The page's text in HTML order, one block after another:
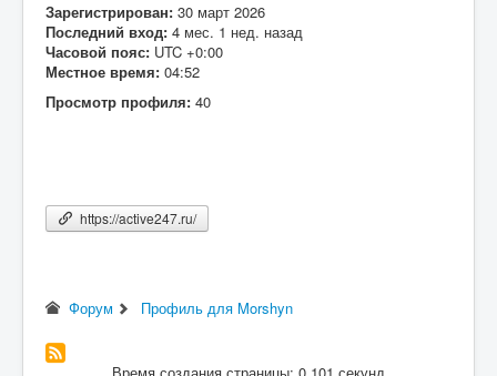
Зарегистрирован: 30 март 2026
Последний вход: 4 мес. 1 нед. назад
Часовой пояс: UTC +0:00
Местное время: 04:52
Просмотр профиля: 40
https://active247.ru/
Форум Профиль для Morshyn